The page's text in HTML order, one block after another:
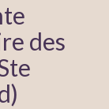
des